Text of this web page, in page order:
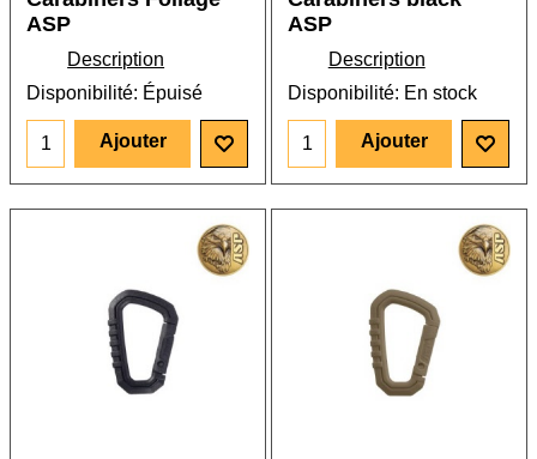
ASP
Description
Disponibilité: Épuisé
Ajouter
ASP
Description
Disponibilité: En stock
Ajouter